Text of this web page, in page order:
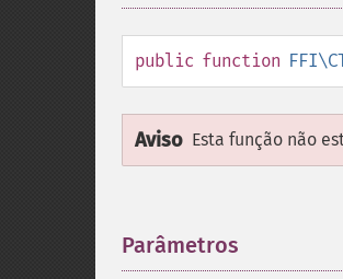
public function
Aviso Esta função não
Parâmetros